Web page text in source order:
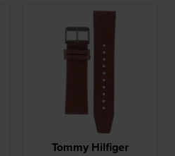
Tommy Hilfiger